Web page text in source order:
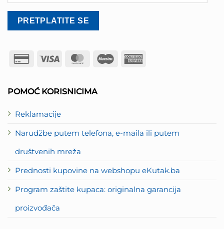
POMOĆ KORISNICIMA
Reklamacije
Narudžbe putem telefona, e-maila ili putem
društvenih mreža
Prednosti kupovine na webshopu eKutak.ba
Program zaštite kupaca: originalna garancija
proizvođača
Credit
Visa MasterCard
Maestro